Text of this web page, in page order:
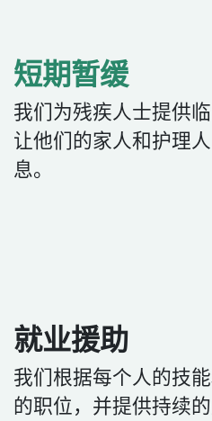
短期暂缓
我们为残疾人士提供
让他们的家人和护理
息。
就业援助
我们根据每个人的技
的职位，并提供持续